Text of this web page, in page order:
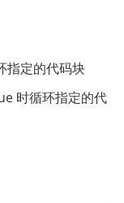
指定的代码块
时循环指定的代